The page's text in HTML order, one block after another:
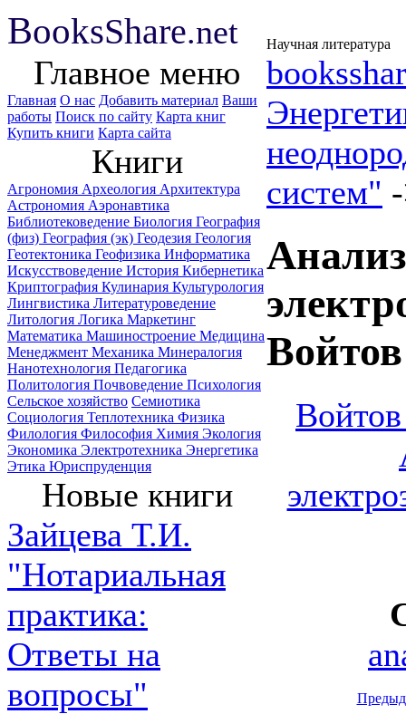
BooksShare.net Научная литература
Главное меню
Главная О нас Добавить материал Ваши
работы Поиск по сайту Карта книг
Купить книги Карта сайта
Книги
Агрономия Археология Архитектура
Астрономия Аэронавтика
Библиотековедение Биология География
(физ) География (эк) Геодезия Геология
Геотектоника Геофизика Информатика
Искусствоведение История Кибернетика
Криптография Кулинария Культурология
Лингвистика Литературоведение
Литология Логика Маркетинг
Математика Машиностроение Медицина
Менеджмент Механика Минералогия
Нанотехнология Педагогика
Политология Почвоведение Психология
Сельское хозяйство Семиотика
Социология Теплотехника Физика
Филология Философия Химия Экология
Экономика Электротехника Энергетика
Этика Юриспруденция
Новые книги
Зайцева Т.И.
"Нотариальная
практика:
Ответы на
вопросы"
систем"